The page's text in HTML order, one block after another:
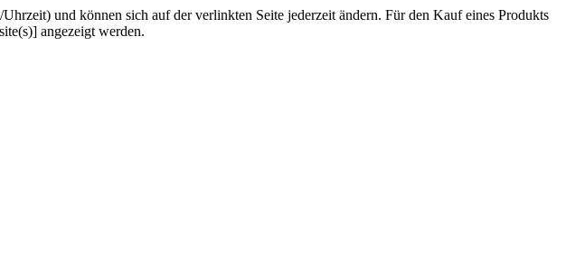
und können sich auf der verlinkten Seite jederzeit ändern. Für den Kauf eines Produkts
angezeigt werden.